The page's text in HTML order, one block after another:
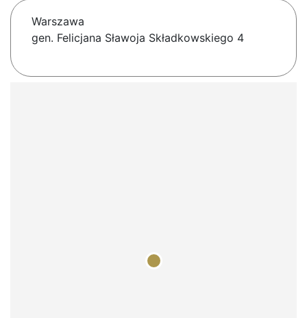
Warszawa
gen. Felicjana Sławoja Składkowskiego 4